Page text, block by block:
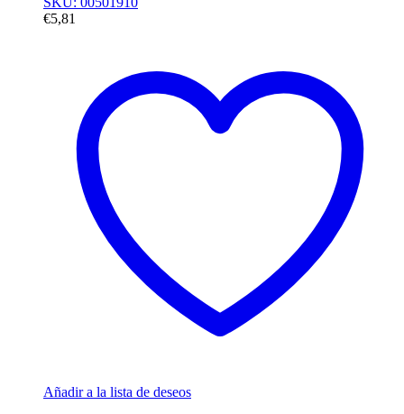
€5,81
Añadir a la lista de deseos